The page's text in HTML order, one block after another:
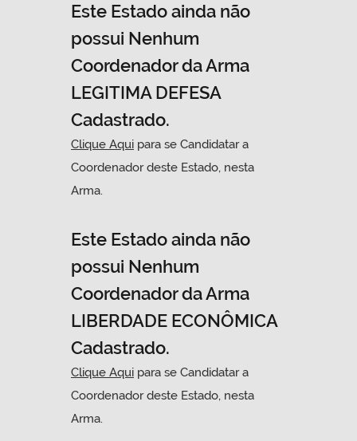
Este Estado ainda não
possui Nenhum
Coordenador da Arma
LEGITIMA DEFESA
Cadastrado.
Clique Aqui para se Candidatar a
Coordenador deste Estado, nesta
Arma.
Este Estado ainda não
possui Nenhum
Coordenador da Arma
LIBERDADE ECONÔMICA
Cadastrado.
Clique Aqui para se Candidatar a
Coordenador deste Estado, nesta
Arma.